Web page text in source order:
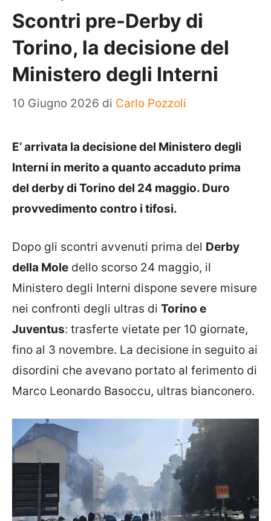
Scontri pre-Derby di
Torino, la decisione del
Ministero degli Interni
10 Giugno 2026 di Carlo Pozzoli
E’ arrivata la decisione del Ministero degli
Interni in merito a quanto accaduto prima
del derby di Torino del 24 maggio. Duro
provvedimento contro i tifosi.
Dopo gli scontri avvenuti prima del Derby
della Mole dello scorso 24 maggio, il
Ministero degli Interni dispone severe misure
nei confronti degli ultras di Torino e
Juventus: trasferte vietate per 10 giornate,
fino al 3 novembre. La decisione in seguito ai
disordini che avevano portato al ferimento di
Marco Leonardo Basoccu, ultras bianconero.